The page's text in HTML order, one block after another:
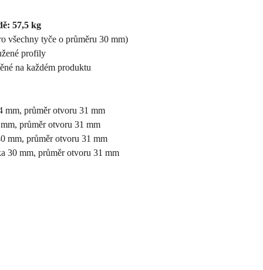
57,5 kg
všechny tyče o průměru 30 mm)
profily
na každém produktu
průměr otvoru 31 mm
průměr otvoru 31 mm
mm, průměr otvoru 31 mm
30 mm, průměr otvoru 31 mm